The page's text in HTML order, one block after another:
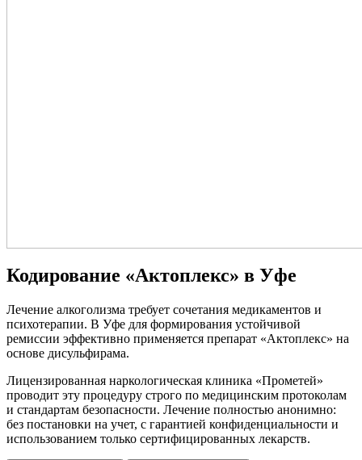
Кодирование «Актоплекс» в Уфе
Лечение алкоголизма требует сочетания медикаментов и
психотерапии. В Уфе для формирования устойчивой
ремиссии эффективно применяется препарат «Актоплекс» на
основе дисульфирама.
Лицензированная наркологическая клиника «Прометей»
проводит эту процедуру строго по медицинским протоколам
и стандартам безопасности. Лечение полностью анонимно:
без постановки на учет, с гарантией конфиденциальности и
использованием только сертифицированных лекарств.